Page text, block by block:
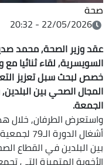
صحة
22/05/2026 - 20:32
عقد وزير الصحة, محمد
السويسرية, لقاء ثنائيا مع
خصص لبحث سبل تعزيز
المجال الصحي بين البلدين,
الجمعة.
واستعرض الطرفان, خلال
أشغال الدورة
بين البلدين في القطاع
الأخوية المتميزة التي تجمع